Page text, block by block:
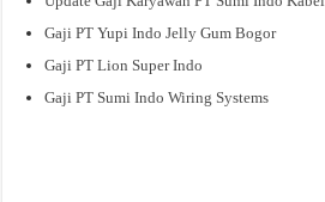
Gaji PT Yupi Indo Jelly Gum Bogor
Gaji PT Lion Super Indo
Gaji PT Sumi Indo Wiring Systems